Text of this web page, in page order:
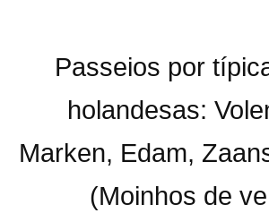
Passeios por
holandesas:
Marken, Edam,
(Moinhos de